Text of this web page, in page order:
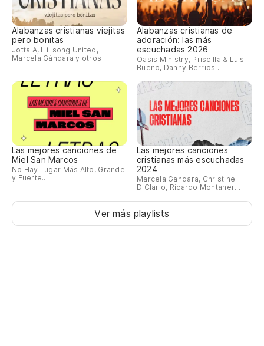
Alabanzas cristianas viejitas
pero bonitas
Jotta A, Hillsong United,
Marcela Gándara y otros
Alabanzas cristianas de
adoración: las más
escuchadas 2026
Oasis Ministry, Priscilla & Luis
Bueno, Danny Berrios...
Las mejores canciones de
Miel San Marcos
No Hay Lugar Más Alto, Grande
y Fuerte...
Las mejores canciones
cristianas más escuchadas
2024
Marcela Gandara, Christine
D'Clario, Ricardo Montaner...
Ver más playlists